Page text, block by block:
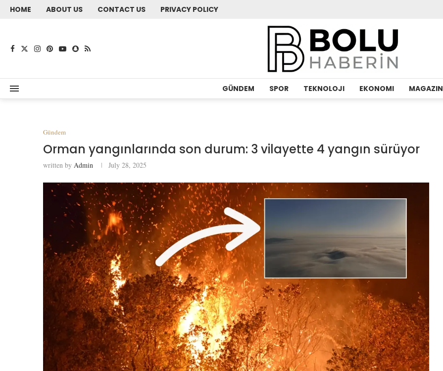
HOME ABOUT US CONTACT US PRIVACY POLICY
GÜNDEM SPOR TEKNOLOJI EKONOMI MAGAZIN
Gündem
Orman yangınlarında son durum: 3 vilayette 4 yangın sürüyor
written by Admin July 28, 2025